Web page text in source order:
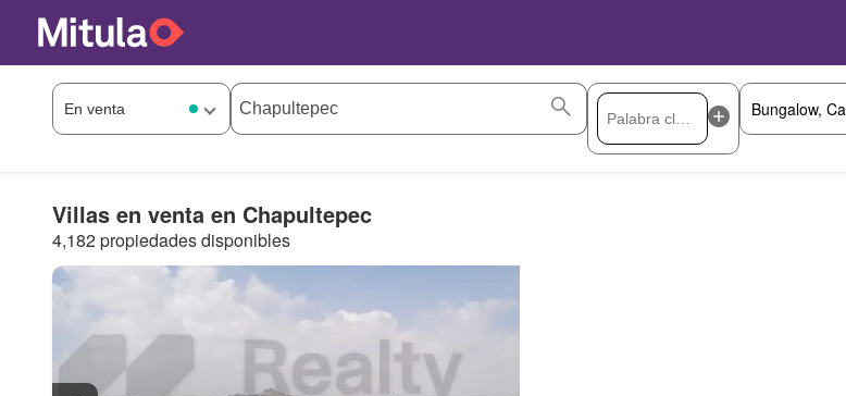
Villas en venta en Chapultepec
4,182 propiedades disponibles